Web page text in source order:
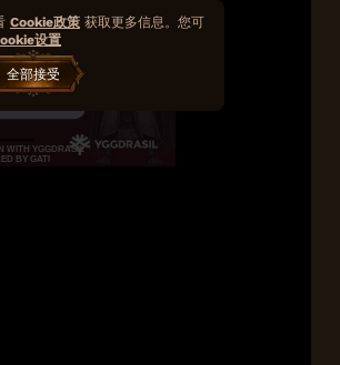
Cookie政策 获取更多信息。您可
设置
全部接受